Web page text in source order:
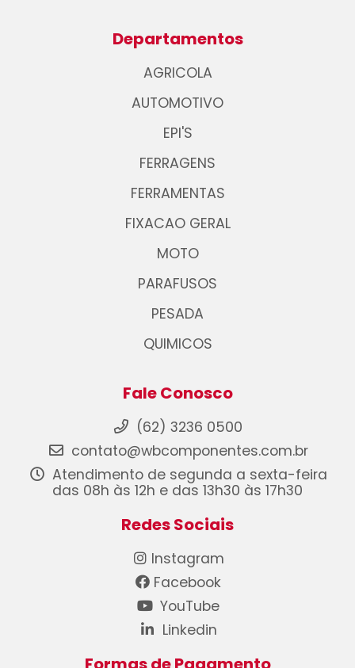
Departamentos
AGRICOLA
AUTOMOTIVO
EPI'S
FERRAGENS
FERRAMENTAS
FIXACAO GERAL
MOTO
PARAFUSOS
PESADA
QUIMICOS
Fale Conosco
(62) 3236 0500
contato@wbcomponentes.com.br
Atendimento de segunda a sexta-feira
das 08h às 12h e das 13h30 às 17h30
Redes Sociais
Instagram
Facebook
YouTube
Linkedin